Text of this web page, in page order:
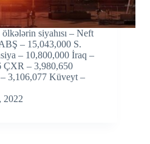
siyahısı – Neft
– 15,043,000 S.
– 10,800,000 İraq –
ÇXR – 3,980,650
3,106,077 Küveyt –
2022